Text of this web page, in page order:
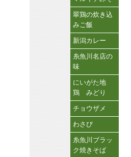
翠鶏の炊き込
みご飯
新潟カレー
糸魚川名店の
味
にいがた地
鶏 みどり
チョウザメ
わさび
糸魚川ブラッ
ク焼きそば